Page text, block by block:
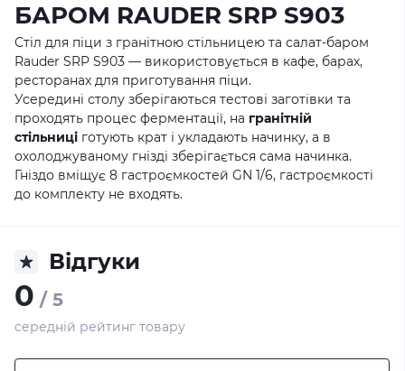
БАРОМ RAUDER SRP S903
Стіл для піци з гранітною стільницею та салат-баром
Rauder SRP S903 — використовується в кафе, барах,
ресторанах для приготування піци.
Усередині столу зберігаються тестові заготівки та
проходять процес ферментації, на гранітній
стільниці готують крат і укладають начинку, а в
охолоджуваному гнізді зберігається сама начинка.
Гніздо вміщує 8 гастроємкостей GN 1/6, гастроємкості
до комплекту не входять.
Відгуки
0 / 5
середній рейтинг товару